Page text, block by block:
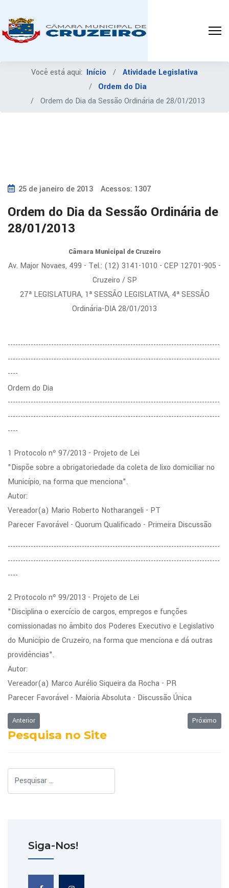
Você está aqui: Início
Atividade Legislativa
Ordem do Dia
Ordem do Dia da Sessão Ordinária de 28/01/2013
25 de janeiro de 2013 Acessos: 1307
Ordem do Dia da Sessão Ordinária de
28/01/2013
Câmara Municipal de Cruzeiro
Av. Major Novaes, 499 - Tel.: (12) 3141-1010 - CEP 12701-905 -
Cruzeiro / SP
27ª LEGISLATURA, 1ª SESSÃO LEGISLATIVA, 4ª SESSÃO
Ordinária-DIA 28/01/2013
-----------------------------------------------------------------------------------
-----------------------------------------------------------------------------------
----
Ordem do Dia
-----------------------------------------------------------------------------------
-----------------------------------------------------------------------------------
----
1 Protocolo nº 97/2013 - Projeto de Lei
"Dispõe sobre a obrigatoriedade da coleta de lixo domiciliar no
Município, na forma que menciona".
Autor:
Vereador(a) Mario Roberto Notharangeli - PT
Parecer Favorável - Quorum Qualificado - Primeira Discussão
-----------------------------------------------------------------------------------
-----------------------------------------------------------------------------------
----
2 Protocolo nº 99/2013 - Projeto de Lei
"Disciplina o exercício de cargos, empregos e funções
comissionadas no âmbito dos Poderes Executivo e Legislativo
do Município de Cruzeiro, na forma que menciona e dá outras
providências".
Autor:
Vereador(a) Marco Aurélio Siqueira da Rocha - PR
Parecer Favorável - Maioria Absoluta - Discussão Única
Artigo anterior: Ordem do Dia da Sessão Ordinária de 04/02/2013
Anterior Próximo
Próximo
Pesquisa no Site
Siga-Nos!